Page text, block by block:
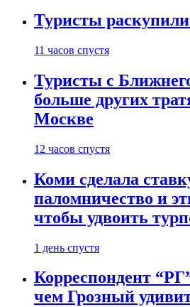
Туристы
11 часов спустя
Туристы с
больше других
Москве
12 часов спустя
Коми сделала
паломничество и
чтобы удвоить
1 день спустя
Корреспондент
чем Грозный